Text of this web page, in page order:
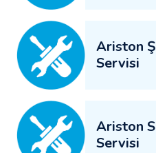
Ariston
Servisi
Ariston
Servisi